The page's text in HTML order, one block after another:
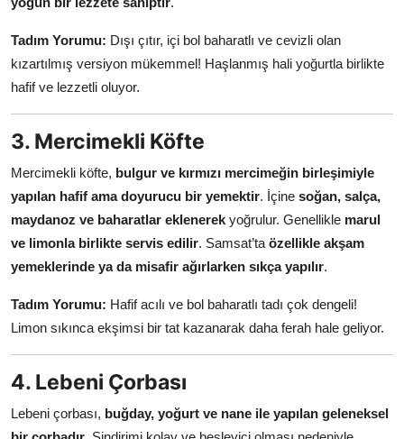
Tadım Yorumu: Dışı çıtır, içi bol baharatlı ve cevizli olan
kızartılmış versiyon mükemmel! Haşlanmış hali yoğurtla birlikte
hafif ve lezzetli oluyor.
3. Mercimekli Köfte
Mercimekli köfte, bulgur ve kırmızı mercimeğin birleşimiyle
yapılan hafif ama doyurucu bir yemektir. İçine soğan, salça,
maydanoz ve baharatlar eklenerek yoğrulur. Genellikle marul
ve limonla birlikte servis edilir. Samsat’ta özellikle akşam
yemeklerinde ya da misafir ağırlarken sıkça yapılır.
Tadım Yorumu: Hafif acılı ve bol baharatlı tadı çok dengeli!
Limon sıkınca ekşimsi bir tat kazanarak daha ferah hale geliyor.
4. Lebeni Çorbası
Lebeni çorbası, buğday, yoğurt ve nane ile yapılan geleneksel